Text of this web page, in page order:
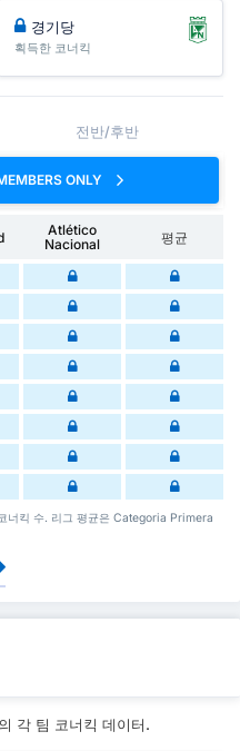
경기당
획득한 코너킥
전반/후반
ONLY
Atlético
Nacional
평균
너킥 수. 리그 평균은 Categoria Primera
각 팀 코너킥 데이터.